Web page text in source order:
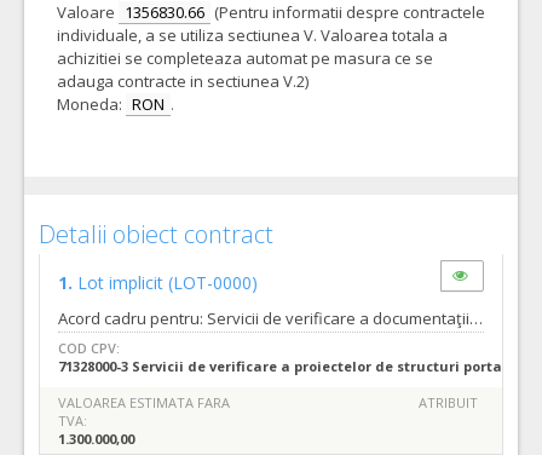
Valoare 1356830.66 (Pentru informatii despre contractele
individuale, a se utiliza sectiunea V. Valoarea totala a
achizitiei se completeaza automat pe masura ce se
adauga contracte in sectiunea V.2)
Moneda: RON .
Detalii obiect contract
1. Lot implicit (LOT-0000)
Acord cadru pentru: Servicii de verificare a documentaţiilor tehnico-economice pentru lucrări de „Construire, modernizare, reabilitare străzi, amenajare căi de acces rutier, amenajare spații de parcare, amenajare parcuri, construire, reabilitare pasaje, poduri, pasarele, lucrări pentru siguranţa circulaţiei, inclusiv utilitățile aferente acolo unde este cazul şi trafic rutier necesare a se realiza în municipiul Oradea”Acord cadru pe 3 ani Tipurile de servicii sunt cele descrise in caietul de sarcini nr.119030 din 21.03. 2022. Termenul pana la care orice operator economic interesat are dreptul de a solicita clarificari sau informatii suplimentare in legatura cu documentatia de atribuire este de 20 zile inainte de data limita de depunere a ofertelor. Autoritatea contractanta va raspunde in mod clar si complet tuturor solicitarilor de clarificari in a 11 a zi inainte de data limita de depunere a ofertelor. Solicitarile de clarificari vor fi transmise in format editabil. Estimarea cantitati maxime acord cadru Estimarea cantitatilor minime acord cadru Estimarea cantitatilor maxime pe contract subsecvent Estimarea cantitatilor minime pe contract subsecvent – Se estimeaza ca va fi atribuit cate un contract subsecvent in fiecare an din cei 3 ani. (C) CALENDARUL ESTIMATIV DE ATRIBUIRE A CONTRACTELOR SUBSECVENTE Se estimeaza ca va fi atribuit cate un contract subsecvent in fiecare an din cei doi reprezentand durata acordului - cadru, dupa cum urmeaza: - in anul 2022-2023 un singur contract subsecvent acordului cadru - in anul 2023-2024 un singur contract subsecvent acordului cadru - in anul 2024-2025 un singur contract subsecvent acordului cadru Valoarea estimata a acordului cadru este de 1.300.000.00 lei fara TVA. Se estimeaza atribuirea de contracte subsecvente avand urmatoarele valori , dupa cum urmeaza: in anul 2022-2023 -433.333,33 lei fără TVA fara tva - in anul 2023-2024 -433.333,33 lei fără TVA lei fara tva - in anul 2024-2025 -433.333,33 lei fără TVAei fara tva
COD CPV:
71328000-3 Servicii de verificare a proiectelor de structuri portante
VALOAREA ESTIMATA FARA
TVA:
1.300.000,00
ATRIBUIT